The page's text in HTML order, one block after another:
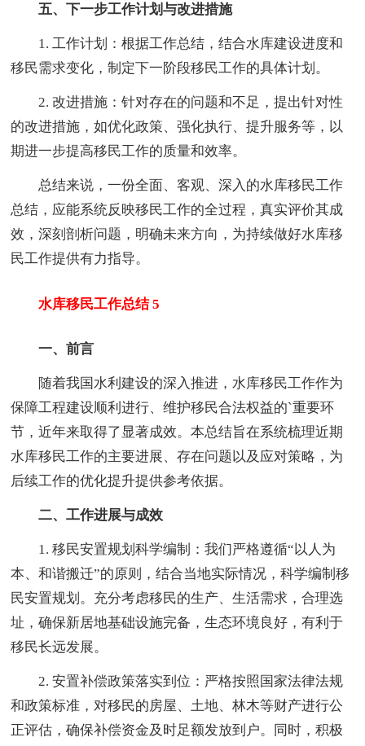
五、下一步工作计划与改进措施
1. 工作计划：根据工作总结，结合水库建设进度和
移民需求变化，制定下一阶段移民工作的具体计划。
2. 改进措施：针对存在的问题和不足，提出针对性
的改进措施，如优化政策、强化执行、提升服务等，以
期进一步提高移民工作的质量和效率。
总结来说，一份全面、客观、深入的水库移民工作
总结，应能系统反映移民工作的全过程，真实评价其成
效，深刻剖析问题，明确未来方向，为持续做好水库移
民工作提供有力指导。
水库移民工作总结 5
一、前言
随着我国水利建设的深入推进，水库移民工作作为
保障工程建设顺利进行、维护移民合法权益的`重要环
节，近年来取得了显著成效。本总结旨在系统梳理近期
水库移民工作的主要进展、存在问题以及应对策略，为
后续工作的优化提升提供参考依据。
二、工作进展与成效
1. 移民安置规划科学编制：我们严格遵循“以人为
本、和谐搬迁”的原则，结合当地实际情况，科学编制移
民安置规划。充分考虑移民的生产、生活需求，合理选
址，确保新居地基础设施完备，生态环境良好，有利于
移民长远发展。
2. 安置补偿政策落实到位：严格按照国家法律法规
和政策标准，对移民的房屋、土地、林木等财产进行公
正评估，确保补偿资金及时足额发放到户。同时，积极